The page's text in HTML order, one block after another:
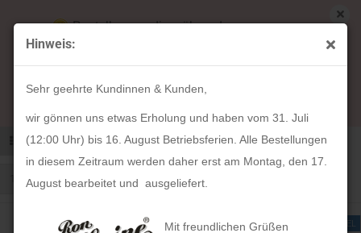
Hinweis:
Sehr geehrte Kundinnen & Kunden,
wir gönnen uns etwas Erholung und haben vom 31. Juli
(12:00 Uhr) bis 16. August Betriebsferien. Alle Bestellungen
in diesem Zeitraum werden daher erst am Montag, den 17.
August bearbeitet und ausgeliefert.
Mit freundlichen Grüßen
Bestellungen die während unserer
Betriebsferien (31. Juli ab 12:00 Uhr bis 16.
August) aufgegeben werden, werden ab Montag,
17. August bearbeitet und versendet.
Sortieren nach
Sortieren nach 100 pro Seite
pro Seite
AUSVERKAUFT LETZTER ARTIKEL